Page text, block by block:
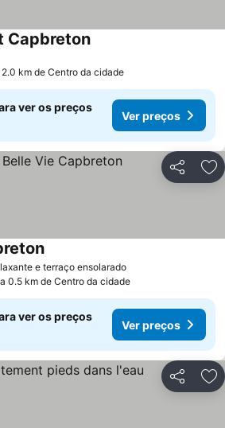
CapbretonVer preços
2.0 km de Centro da cidade
ver os preços
Ver preços
Partilhar
e terraço ensolaradoVer preços
Ver preços
a 0.5 km de Centro da cidade
ver os preços
Ver preços
Partilhar